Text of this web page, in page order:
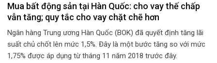
Mua bất động sản tại Hàn Quốc: cho vay thế chấp
vẫn tăng; quy tắc cho vay chặt chẽ hơn
Ngân hàng Trung ương Hàn Quốc (BOK) đã quyết định tăng lãi
suất chủ chốt lên mức 1,5%. Đây là một bước tăng so với mức
1,75% được áp dụng từ tháng 11 năm 2018 trước đây.